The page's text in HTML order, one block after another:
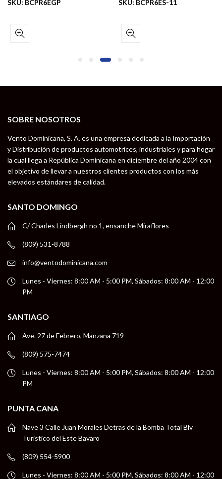
SKU: BCPR6EGP
SKU: BCPR6ES-11
SOBRE NOSOTROS
Vento Dominicana, S. A. es una empresa dedicada a la Importación
y Distribución de productos automotrices, industriales y para hogar
la cual llega a República Dominicana en diciembre del año 2004 con
el objetivo de llevar a nuestros clientes productos con los más
elevados estándares de calidad.
SANTO DOMINGO
C/ Charles Lindbergh no 1, ensanche Miraflores
(809) 531-8788
info@ventodominicana.com
Lunes - Viernes: 8:00 AM - 5:00 PM, Sábados: 8:00 AM - 12:00
PM
SANTIAGO
Ave. 27 de Febrero, Manzana 719
(809) 575-7474
Lunes - Viernes: 8:00 AM - 5:00 PM, Sábados: 8:00 AM - 12:00
PM
PUNTA CANA
Nave 3 Calle Juan Morales Detras de la Bomba Total Blv
Turistico del Este Bavaro
(809) 554-5900
Lunes - Viernes: 8:00 AM - 5:00 PM, Sábados: 8:00 AM - 12:00